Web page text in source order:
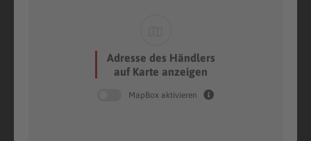
Adresse des Händlers
auf Karte anzeigen
MapBox aktivieren